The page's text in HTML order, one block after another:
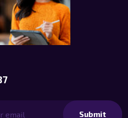
Submit